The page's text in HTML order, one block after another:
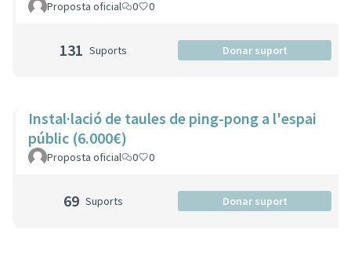
Proposta oficial 0 0
131 Suports Donar suport
Instal·lació de taules de ping-pong a l'espai
públic (6.000€)
Proposta oficial 0 0
69 Suports Donar suport